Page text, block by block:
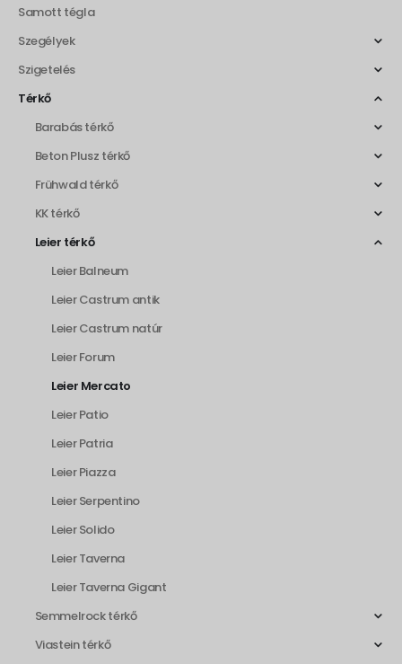
Samott tégla
Szegélyek
Szigetelés
Térkő
Barabás térkő
Beton Plusz térkő
Frühwald térkő
KK térkő
Leier térkő
Leier Balneum
Leier Castrum antik
Leier Castrum natúr
Leier Forum
Leier Mercato
Leier Patio
Leier Patria
Leier Piazza
Leier Serpentino
Leier Solido
Leier Taverna
Leier Taverna Gigant
Semmelrock térkő
Viastein térkő